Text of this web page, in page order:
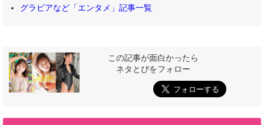
グラビアなど「エンタメ」記事一覧
この記事が面白かったら
ネタとぴをフォロー